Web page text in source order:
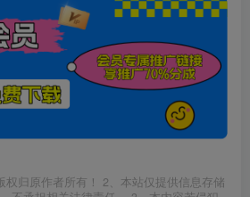
权归原作者所有！ 2、本站仅提供信息存储